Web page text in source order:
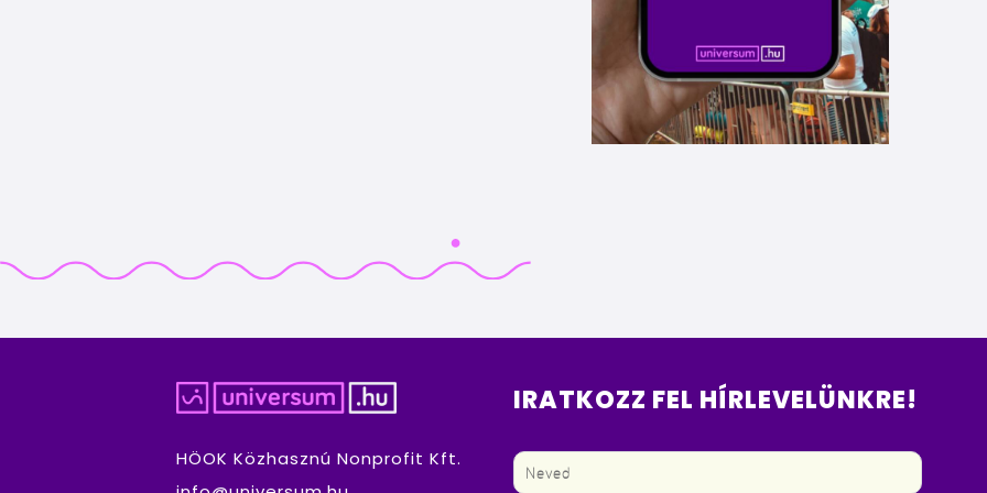
HÖOK Közhasznú Nonprofit Kft.
IRATKOZZ FEL HÍRLEVELÜNKRE!